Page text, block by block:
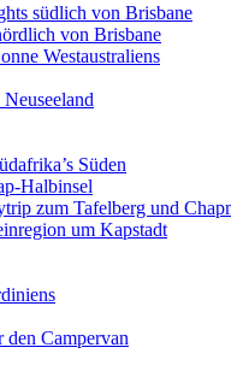
südlich von Brisbane
von Brisbane
Westaustraliens
Süden
Halbinsel
zum Tafelberg und
um Kapstadt
den Campervan